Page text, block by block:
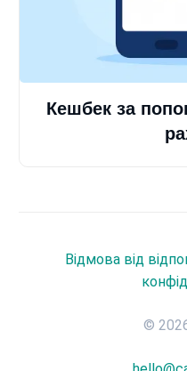
Кешбек за
Відмова від
©